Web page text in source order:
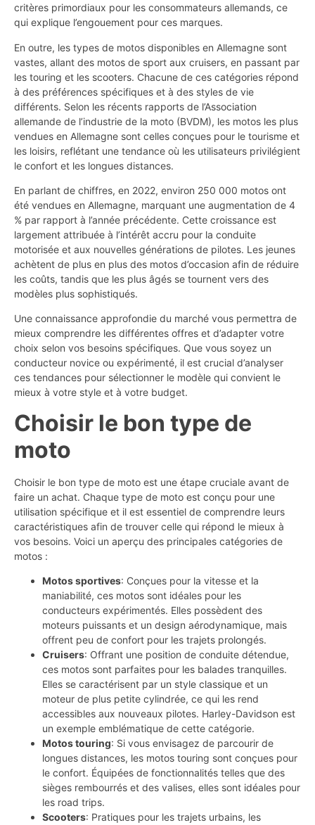
critères primordiaux pour les consommateurs allemands, ce
qui explique l’engouement pour ces marques.
En outre, les types de motos disponibles en Allemagne sont
vastes, allant des motos de sport aux cruisers, en passant par
les touring et les scooters. Chacune de ces catégories répond
à des préférences spécifiques et à des styles de vie
différents. Selon les récents rapports de l’Association
allemande de l’industrie de la moto (BVDM), les motos les plus
vendues en Allemagne sont celles conçues pour le tourisme et
les loisirs, reflétant une tendance où les utilisateurs privilégient
le confort et les longues distances.
En parlant de chiffres, en 2022, environ 250 000 motos ont
été vendues en Allemagne, marquant une augmentation de 4
% par rapport à l’année précédente. Cette croissance est
largement attribuée à l’intérêt accru pour la conduite
motorisée et aux nouvelles générations de pilotes. Les jeunes
achètent de plus en plus des motos d’occasion afin de réduire
les coûts, tandis que les plus âgés se tournent vers des
modèles plus sophistiqués.
Une connaissance approfondie du marché vous permettra de
mieux comprendre les différentes offres et d’adapter votre
choix selon vos besoins spécifiques. Que vous soyez un
conducteur novice ou expérimenté, il est crucial d’analyser
ces tendances pour sélectionner le modèle qui convient le
mieux à votre style et à votre budget.
Choisir le bon type de
moto
Choisir le bon type de moto est une étape cruciale avant de
faire un achat. Chaque type de moto est conçu pour une
utilisation spécifique et il est essentiel de comprendre leurs
caractéristiques afin de trouver celle qui répond le mieux à
vos besoins. Voici un aperçu des principales catégories de
motos :
Motos sportives: Conçues pour la vitesse et la
maniabilité, ces motos sont idéales pour les
conducteurs expérimentés. Elles possèdent des
moteurs puissants et un design aérodynamique, mais
offrent peu de confort pour les trajets prolongés.
Cruisers: Offrant une position de conduite détendue,
ces motos sont parfaites pour les balades tranquilles.
Elles se caractérisent par un style classique et un
moteur de plus petite cylindrée, ce qui les rend
accessibles aux nouveaux pilotes. Harley-Davidson est
un exemple emblématique de cette catégorie.
Motos touring: Si vous envisagez de parcourir de
longues distances, les motos touring sont conçues pour
le confort. Équipées de fonctionnalités telles que des
sièges rembourrés et des valises, elles sont idéales pour
les road trips.
Scooters: Pratiques pour les trajets urbains, les